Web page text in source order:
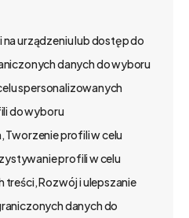
urządzeniu lub dostęp do
danych do wyboru
spersonalizowanych
do wyboru
Tworzenie profili w celu
profili w celu
Rozwój i ulepszanie
danych do
sp. z o.o.
r.
1,15 mln zł.